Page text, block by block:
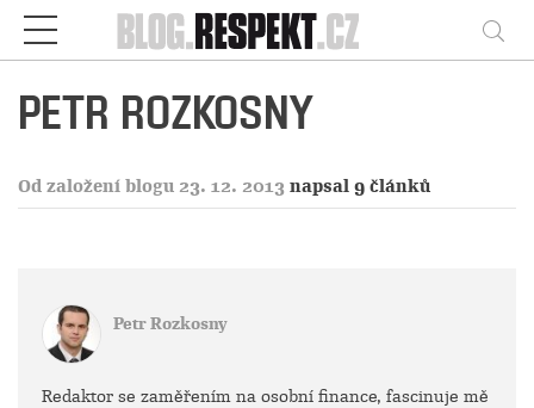
Respekt
PETR ROZKOSNY
Od založení blogu 23. 12. 2013 napsal 9 článků
Petr Rozkosny
Redaktor se zaměřením na osobní finance, fascinuje mě